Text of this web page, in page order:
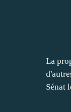
La
Sénat